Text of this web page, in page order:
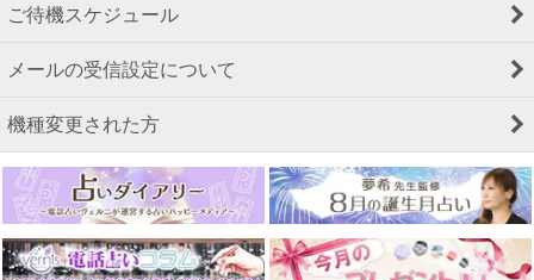
ご待機スケジュール
メールの受信設定について
機種変更された方